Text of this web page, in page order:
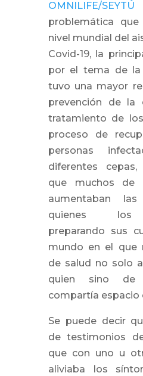
OMNILIFE/SEYTÚ
problemática
nivel mundial del
Covid-19, la
por el tema de la
tuvo una mayor
prevención de la
tratamiento de
proceso de
personas
diferentes
que muchos de
aumentaban
quienes los
preparando sus
mundo en el que
de salud no solo
quien sino de
compartía espacio
Se puede decir
de testimonios
que con uno u
aliviaba los